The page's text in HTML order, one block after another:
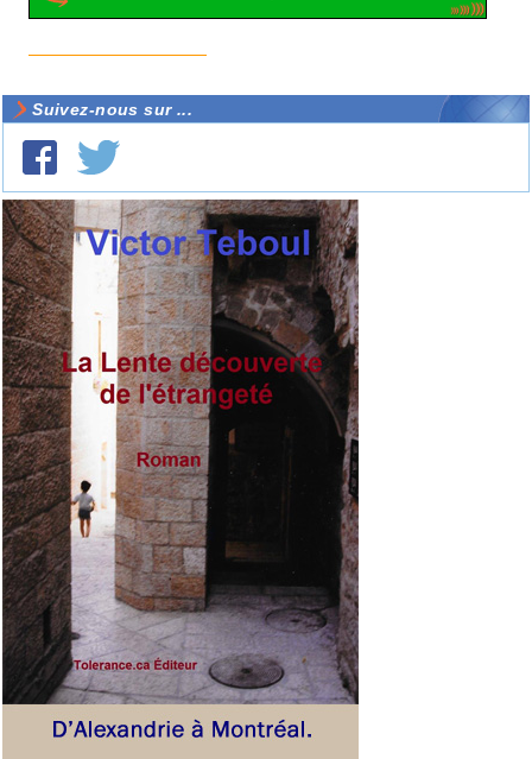
Suivez-nous sur ...